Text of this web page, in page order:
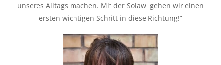
unseres Alltags machen. Mit der Solawi gehen wir einen
ersten wichtigen Schritt in diese Richtung!”